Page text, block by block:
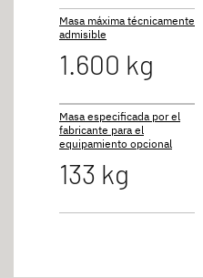
Masa máxima técnicamente
admisible
1.600 kg
Masa especificada por el
fabricante para el
equipamiento opcional
133 kg